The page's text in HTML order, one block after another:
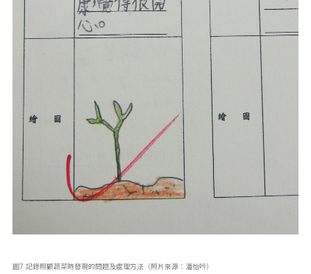
圖7.記錄照顧蔬菜時發現的問題及處理方法（照片來源：潘怡吟）